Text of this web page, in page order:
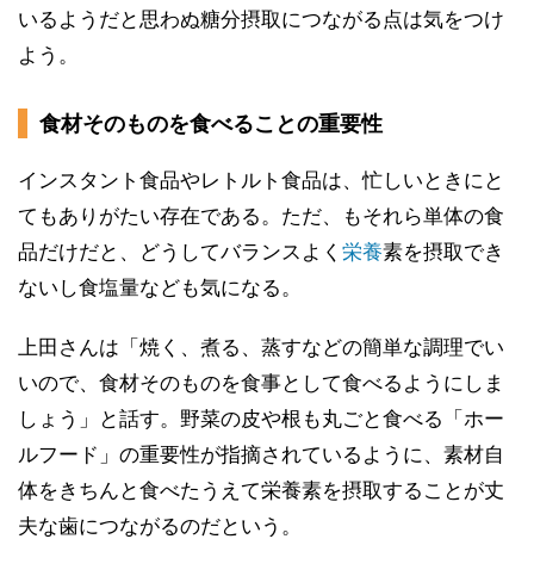
いるようだと思わぬ糖分摂取につながる点は気をつけ
よう。
食材そのものを食べることの重要性
インスタント食品やレトルト食品は、忙しいときにと
てもありがたい存在である。ただ、もそれら単体の食
品だけだと、どうしてバランスよく 栄養素を摂取でき
ないし食塩量なども気になる。
上田さんは「焼く、煮る、蒸すなどの簡単な調理でい
いので、食材そのものを食事として食べるようにしま
しょう」と話す。野菜の皮や根も丸ごと食べる「ホー
ルフード」の重要性が指摘されているように、素材自
体をきちんと食べたうえて栄養素を摂取することが丈
夫な歯につながるのだという。